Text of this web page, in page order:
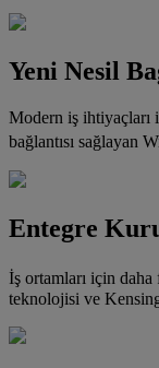
Yeni Nesil
Modern iş ihtiyaçları
bağlantısı sağlayan
Entegre
İş ortamları için
teknolojisi ve